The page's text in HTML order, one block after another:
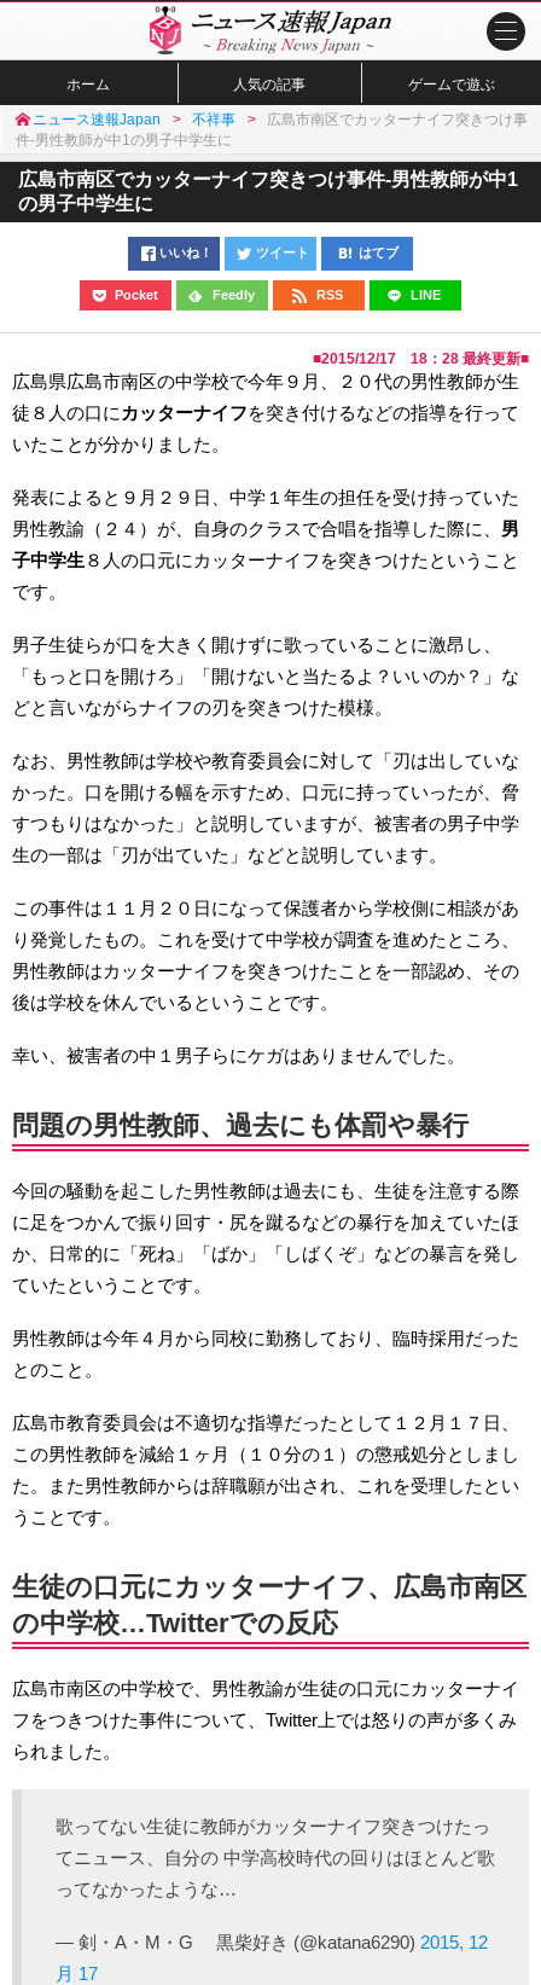
ホーム 人気の記事 ゲームで遊ぶ
ニュース速報Japan 不祥事
広島市南区でカッターナイフ突きつけ事
件-男性教師が中1の男子中学生に
広島市南区でカッターナイフ突きつけ事件-男性教師が中1
の男子中学生に
いいね！ ツイート はてブ
Pocket Feedly RSS LINE
■2015/12/17 18：28 最終更新■
広島県広島市南区の中学校で今年９月、２０代の男性教師が生
徒８人の口に カッターナイフを突き付けるなどの指導を行って
いたことが分かりました。
発表によると９月２９日、中学１年生の担任を受け持っていた
男性教諭（２４）が、自身のクラスで合唱を指導した際に、 男
子中学生 ８人の口元にカッターナイフを突きつけたということ
です。
男子生徒らが口を大きく開けずに歌っていることに激昂し、
「もっと口を開けろ」「開けないと当たるよ？いいのか？」な
どと言いながらナイフの刃を突きつけた模様。
なお、男性教師は学校や教育委員会に対して「刃は出していな
かった。口を開ける幅を示すため、口元に持っていったが、脅
すつもりはなかった」と説明していますが、被害者の男子中学
生の一部は「刃が出ていた」などと説明しています。
この事件は１１月２０日になって保護者から学校側に相談があ
り発覚したもの。これを受けて中学校が調査を進めたところ、
男性教師はカッターナイフを突きつけたことを一部認め、その
後は学校を休んでいるということです。
幸い、被害者の中１男子らにケガはありませんでした。
問題の男性教師、過去にも体罰や暴行
今回の騒動を起こした男性教師は過去にも、生徒を注意する際
に足をつかんで振り回す・尻を蹴るなどの暴行を加えていたほ
か、日常的に「死ね」「ばか」「しばくぞ」などの暴言を発し
ていたということです。
男性教師は今年４月から同校に勤務しており、臨時採用だった
とのこと。
広島市教育委員会は不適切な指導だったとして１２月１７日、
この男性教師を減給１ヶ月（１０分の１）の懲戒処分としまし
た。また男性教師からは辞職願が出され、これを受理したとい
うことです。
生徒の口元にカッターナイフ、広島市南区
の中学校…Twitterでの反応
広島市南区の中学校で、男性教諭が生徒の口元にカッターナイ
フをつきつけた事件について、Twitter上では怒りの声が多くみ
られました。
歌ってない生徒に教師がカッターナイフ突きつけたっ
てニュース、自分の 中学高校時代の回りはほとんど歌
ってなかったような…
— 剣・A・M・G 黒柴好き (@katana6290) 2015, 12
月 17